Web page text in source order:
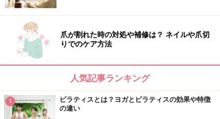
爪が割れた時の対処や補修は？ ネイルや爪切
りでのケア方法
人気記事ランキング
1
ピラティスとは？ヨガとピラティスの効果や特徴
の違い